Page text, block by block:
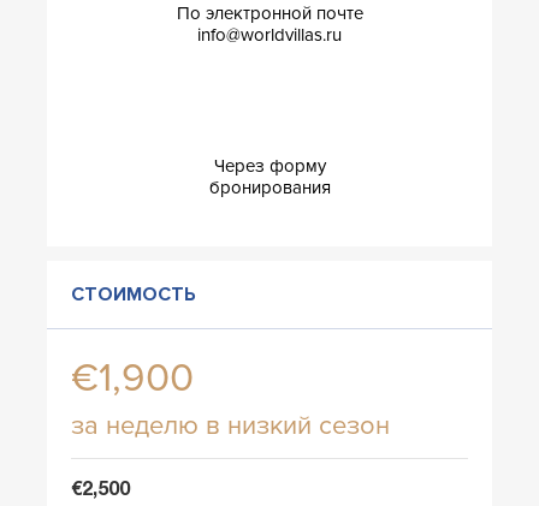
По электронной почте
info@worldvillas.ru
Через форму
бронирования
СТОИМОСТЬ
€1,900
за неделю в низкий сезон
€2,500